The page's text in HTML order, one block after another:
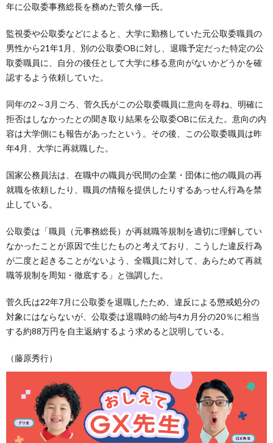
年に公取委事務総長を務めた菅久修一氏。
監視委や公取委などによると、大学に勤務していた元公取委職員の
男性から21年1月、別の公取委OBに対し、退職予定だった特定の公
取委職員に、自分の後任として大学に移る意向がないかどうかを確
認するよう依頼していた。
同年の2～3月ごろ、菅久氏がこの公取委職員に意向を尋ね、明確に
拒否はしなかったとの聞き取り結果を公取委OBに伝えた。意向の内
容は大学側にも報告があったという。その後、この公取委職員は昨
年4月、大学に再就職した。
国家公務員法は、在職中の職員が民間の企業・団体に他の職員の再
就職を依頼したり、職員の情報を提供したりするあっせん行為を禁
止している。
公取委は「職員（元事務総長）が再就職等規制を適切に理解してい
なかったことが原因で生じたものと考えており、こうした違反行為
が二度と起きることがないよう、全職員に対して、あらためて再就
職等規制を周知・徹底する」と強調した。
菅久氏は22年7月に公取委を退職したため、違反による懲戒処分の
対象にはならないが、公取委は退職時の給与4カ月分の20％に相当
する約88万円を自主返納するよう求めると説明している。
（藤原秀行）